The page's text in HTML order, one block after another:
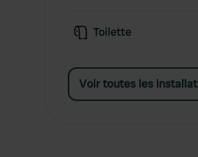
Toilette
Voir toutes les